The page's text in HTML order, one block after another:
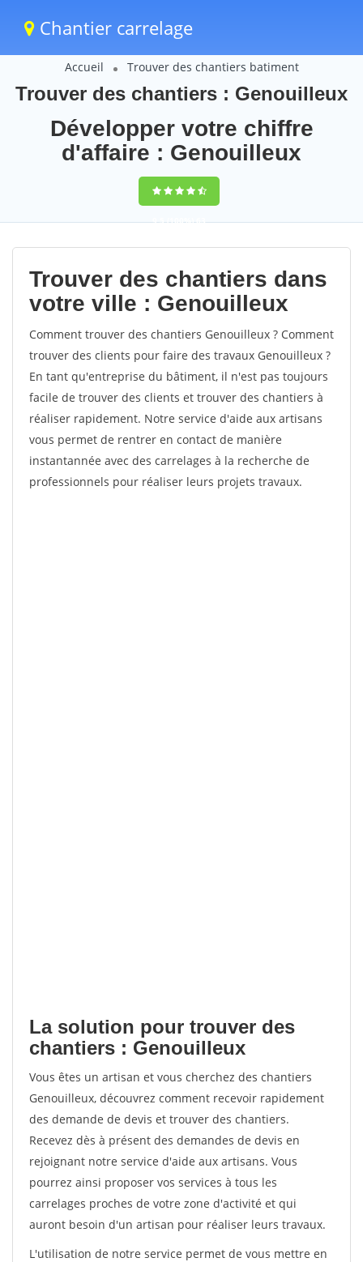
Chantier carrelage
Accueil Trouver des chantiers batiment
Trouver des chantiers : Genouilleux
Développer votre chiffre
d'affaire : Genouilleux
9,5(100%)63
votes
Trouver des chantiers dans
votre ville : Genouilleux
Comment trouver des chantiers Genouilleux ? Comment
trouver des clients pour faire des travaux Genouilleux ?
En tant qu'entreprise du bâtiment, il n'est pas toujours
facile de trouver des clients et trouver des chantiers à
réaliser rapidement. Notre service d'aide aux artisans
vous permet de rentrer en contact de manière
instantannée avec des carrelages à la recherche de
professionnels pour réaliser leurs projets travaux.
La solution pour trouver des
chantiers : Genouilleux
Vous êtes un artisan et vous cherchez des chantiers
Genouilleux, découvrez comment recevoir rapidement
des demande de devis et trouver des chantiers.
Recevez dès à présent des demandes de devis en
rejoignant notre service d'aide aux artisans. Vous
pourrez ainsi proposer vos services à tous les
carrelages proches de votre zone d'activité et qui
auront besoin d'un artisan pour réaliser leurs travaux.
L'utilisation de notre service permet de vous mettre en